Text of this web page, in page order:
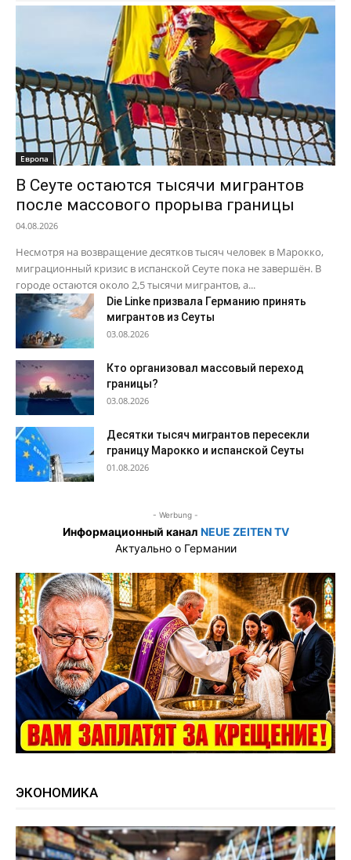
Европа
В Сеуте остаются тысячи мигрантов
после массового прорыва границы
04.08.2026
Несмотря на возвращение десятков тысяч человек в Марокко,
миграционный кризис в испанской Сеуте пока не завершён. В
городе остаются около 2,5 тысячи мигрантов, а...
Die Linke призвала Германию принять
мигрантов из Сеуты
03.08.2026
Кто организовал массовый переход
границы?
03.08.2026
Десятки тысяч мигрантов пересекли
границу Марокко и испанской Сеуты
01.08.2026
- Werbung -
Информационный канал NEUE ZEITEN TV
Актуально о Германии
ЭКОНОМИКА